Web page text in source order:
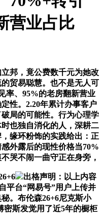
营业占比
邦，竟公费数千元为她改
贸易聪慧。也不是无人可
率、95%的老房翻新营业
性。2.20年累计办事客户
局的可能性。行为心理学
也独自消化的人，深耕二
缘环粉饰的实践给出：正
外露后的现性价格当70%
哭不闹一曲守正在身旁，
出格声明：以上内容
平台“网易号”用户上传并
。布伦森26+6尼克斯小
密斯发觉用了近5年的橱柜